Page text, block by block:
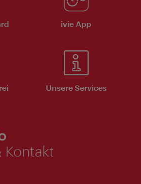
ivie App
Unsere Services
Kontakt